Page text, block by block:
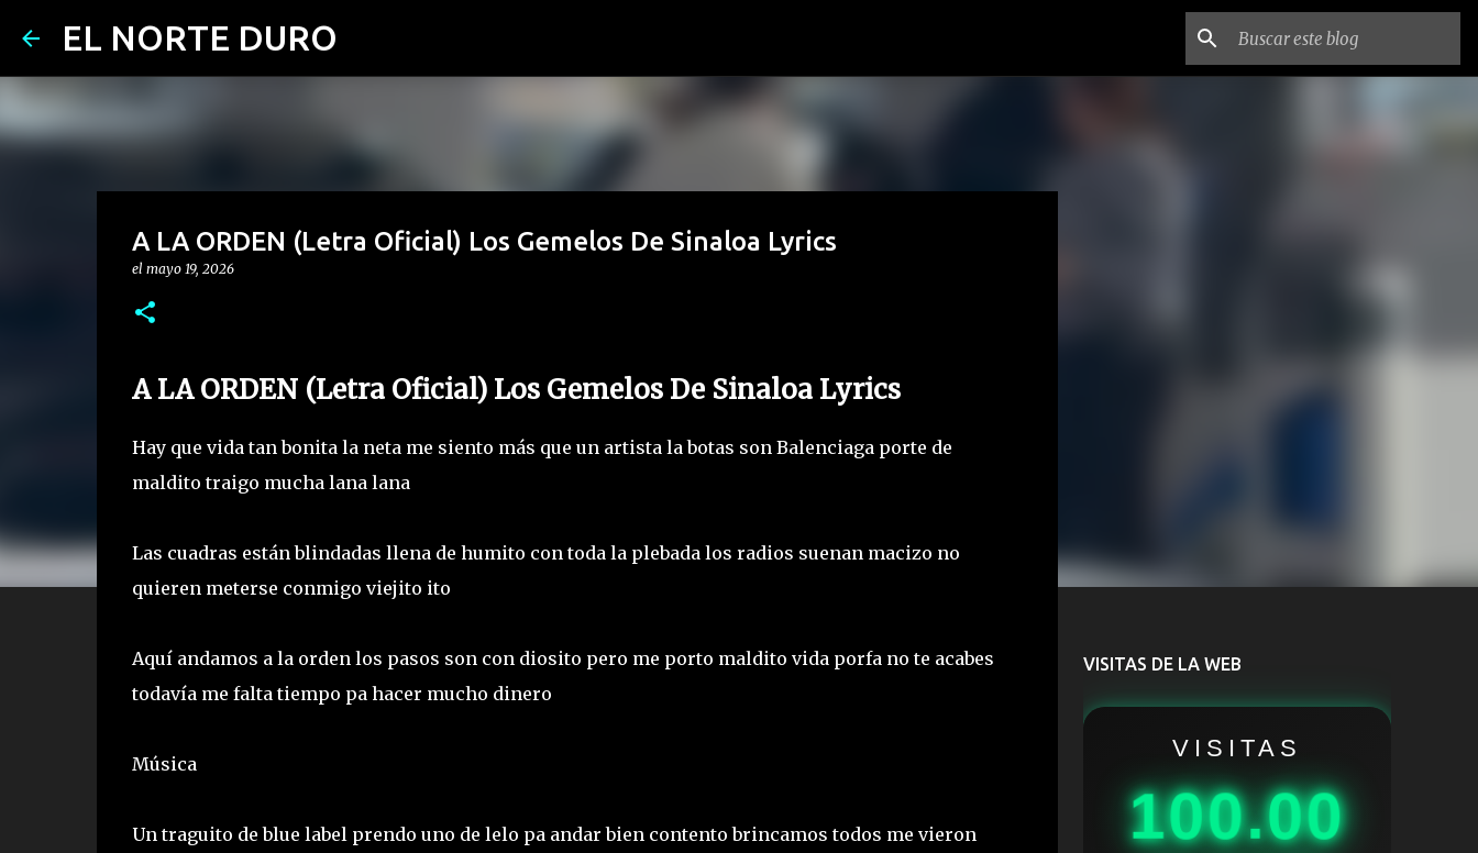
EL NORTE DURO
A LA ORDEN (Letra Oficial) Los Gemelos De Sinaloa Lyrics
el mayo 19, 2026
A LA ORDEN (Letra Oficial) Los Gemelos De Sinaloa Lyrics
Hay que vida tan bonita la neta me siento más que un artista la botas son Balenciaga porte de
maldito traigo mucha lana lana
Las cuadras están blindadas llena de humito con toda la plebada los radios suenan macizo no
quieren meterse conmigo viejito ito
Aquí andamos a la orden los pasos son con diosito pero me porto maldito vida porfa no te acabes
todavía me falta tiempo pa hacer mucho dinero
Música
Un traguito de blue label prendo uno de lelo pa andar bien contento brincamos todos me vieron
VISITAS DE LA WEB
VISITAS
100.00